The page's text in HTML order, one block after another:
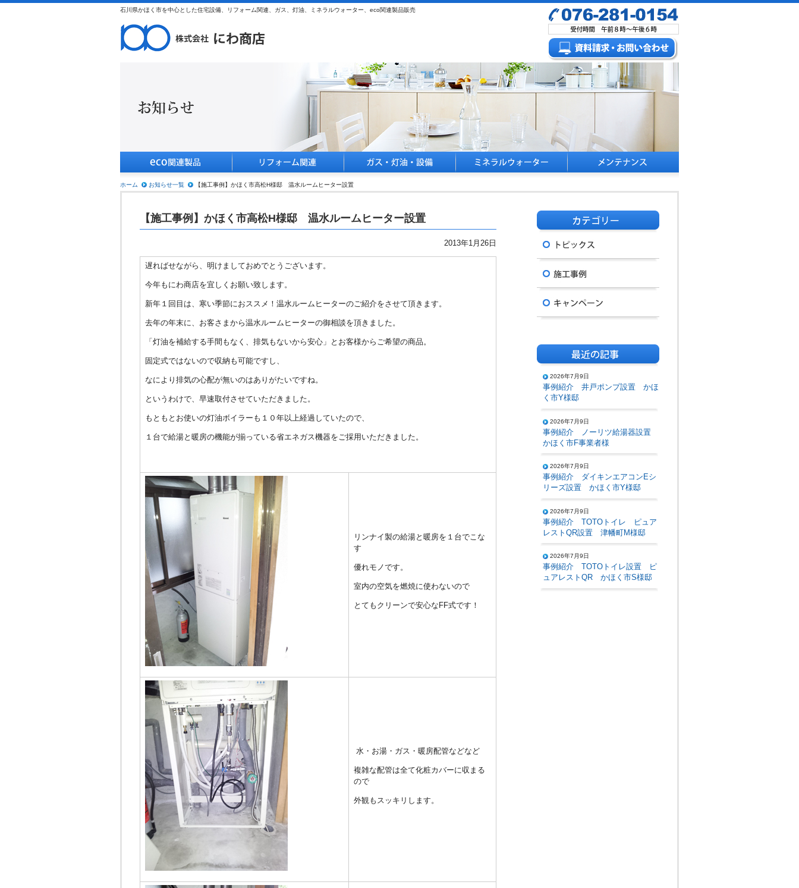
石川県かほく市を中心とした住宅設備、リフォーム関連、ガス、灯油、ミネラルウォーター、eco関連製品販売
ホーム お知らせ一覧 【施工事例】かほく市高松H様邸 温水ルームヒーター設置
【施工事例】かほく市高松H様邸 温水ルームヒーター設置
2013年1月26日
遅ればせながら、明けましておめでとうございます。
今年もにわ商店を宜しくお願い致します。
新年１回目は、寒い季節におススメ！温水ルームヒーターのご紹介をさせて頂きます。
去年の年末に、お客さまから温水ルームヒーターの御相談を頂きました。
「灯油を補給する手間もなく、排気もないから安心」とお客様からご希望の商品。
固定式ではないので収納も可能ですし、
なにより排気の心配が無いのはありがたいですね。
というわけで、早速取付させていただきました。
もともとお使いの灯油ボイラーも１０年以上経過していたので、
１台で給湯と暖房の機能が揃っている省エネガス機器をご採用いただきました。
リンナイ製の給湯と暖房を１台でこな
す
優れモノです。
室内の空気を燃焼に使わないので
とてもクリーンで安心なFF式です！
水・お湯・ガス・暖房配管などなど
複雑な配管は全て化粧カバーに収まる
ので
外観もスッキリします。
2026年7月9日
事例紹介 井戸ポンプ設置 かほ
く市Y様邸
2026年7月9日
事例紹介 ノーリツ給湯器設置
かほく市F事業者様
2026年7月9日
事例紹介 ダイキンエアコンEシ
リーズ設置 かほく市Y様邸
2026年7月9日
事例紹介 TOTOトイレ ピュア
レストQR設置 津幡町M様邸
2026年7月9日
事例紹介 TOTOトイレ設置 ピ
ュアレストQR かほく市S様邸